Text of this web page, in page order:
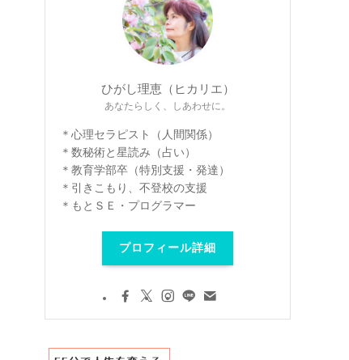
ひがし理恵（ヒカリエ）
あなたらしく、しあわせに。
＊心理セラピスト（人間関係）
＊数秘術と星読み（占い）
＊教育学部卒（特別支援・発達）
＊引きこもり、不登校の支援
＊もとＳＥ・プログラマー
プロフィール詳細